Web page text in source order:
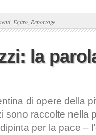
, Egitto Reportage
la
di opere della
sono raccolte nella
per la pace –